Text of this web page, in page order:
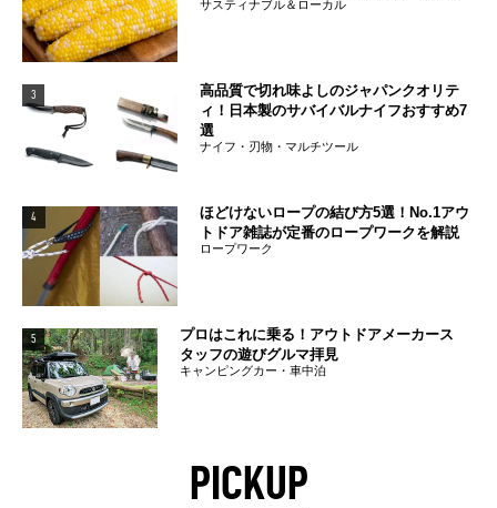
サスティナブル＆ローカル
3
高品質で切れ味よしのジャパンクオリテ
ィ！日本製のサバイバルナイフおすすめ7
選
ナイフ・刃物・マルチツール
4
ほどけないロープの結び方5選！No.1アウ
トドア雑誌が定番のロープワークを解説
ロープワーク
5
プロはこれに乗る！アウトドアメーカース
タッフの遊びグルマ拝見
キャンピングカー・車中泊
PICKUP